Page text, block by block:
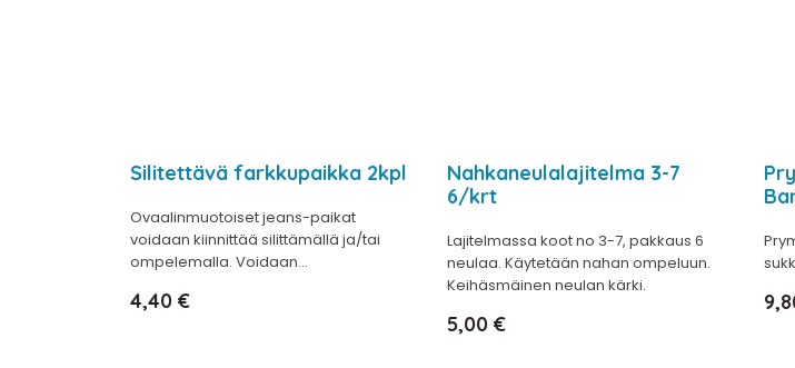
Silitettävä farkkupaikka 2kpl
Ovaalinmuotoiset jeans-paikat
voidaan kiinnittää silittämällä ja/tai
ompelemalla. Voidaan...
Hinta
4,40 €
Nahkaneulalajitelma 3-7
6/krt
Lajitelmassa koot no 3-7, pakkaus 6
neulaa. Käytetään nahan ompeluun.
Keihäsmäinen neulan kärki.
Hinta
5,00 €